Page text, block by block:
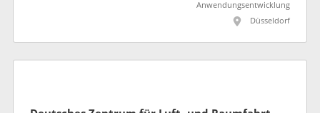
Anwendungsentwicklung
Düsseldorf